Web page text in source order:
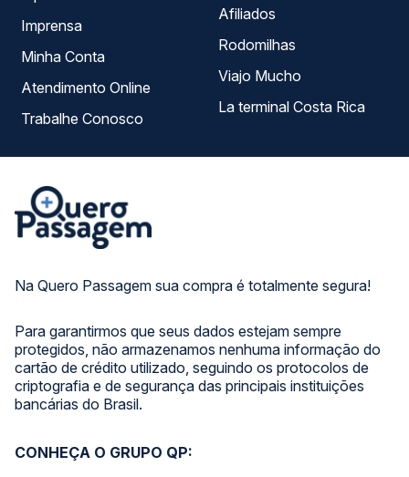
Na Quero Passagem sua compra é totalmente segura!
Para garantirmos que seus dados estejam sempre
protegidos, não armazenamos nenhuma informação do
cartão de crédito utilizado, seguindo os protocolos de
criptografia e de segurança das principais instituições
bancárias do Brasil.
Imprensa
Minha Conta
Atendimento Online
Trabalhe Conosco
Afiliados
Rodomilhas
Viajo Mucho
La terminal Costa Rica
CONHEÇA O GRUPO QP: